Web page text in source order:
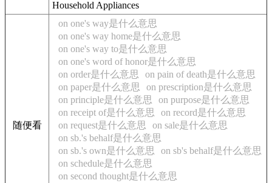
Household Appliances
随便看
on one's way是什么意思
on one's way home是什么意思
on one's way to是什么意思
on one's word of honor是什么意思
on order是什么意思
on pain of death是什么意思
on paper是什么意思
on prescription是什么意思
on principle是什么意思
on purpose是什么意思
on receipt of是什么意思
on record是什么意思
on request是什么意思
on sale是什么意思
on sb.'s behalf是什么意思
on sb.'s own是什么意思
on sb's behalf是什么意思
on schedule是什么意思
on second thought是什么意思